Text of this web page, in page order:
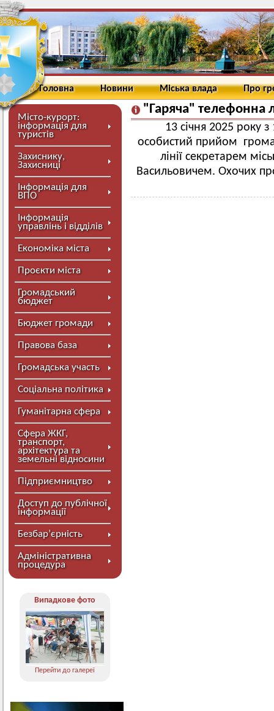
Головна Новини Міська влада Про
Місто-курорт:
інформація для
туристів
Захиснику,
Захисниці
Інформація для
ВПО
Інформація
управлінь і відділів
Економіка міста
Проєкти міста
Громадський
бюджет
Бюджет громади
Правова база
Громадська участь
Соціальна політика
Гуманітарна сфера
Сфера ЖКГ,
транспорт,
архітектура та
земельні відносини
Підприємництво
Доступ до публічної
інформації
Безбар’єрність
Адміністративна
процедура
Випадкове фото
Перейти до галереї
"Гаряча" телефонна
13 січня 2025 року
особистий прийом
лінії секретарем
Васильовичем. Охочих